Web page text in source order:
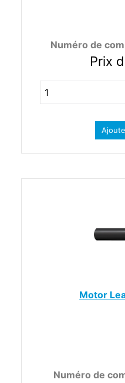
Numéro de
Prix
Motor
Numéro de